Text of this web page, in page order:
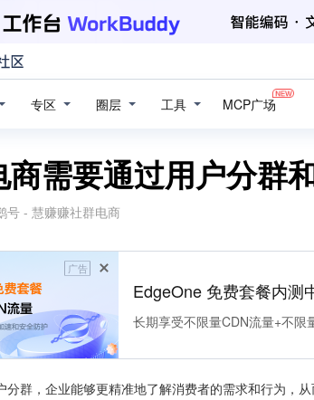
专区 圈层 工具 MCP广场
商需要通过用户分群
号 - 慧赚赚社群电商
广告
EdgeOne 免费套餐内测
长期享受不限量CDN流量+不限
分群，企业能够更精准地了解消费者的需求和行为，